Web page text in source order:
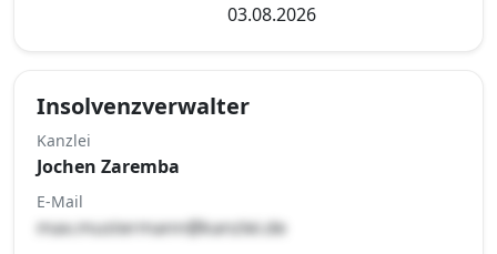
03.08.2026
Insolvenzverwalter
Kanzlei
Jochen Zaremba
E-Mail
max.mustermann@kanzlei.de